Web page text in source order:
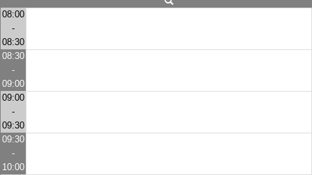
08:00
-
08:30
08:30
-
09:00
09:00
-
09:30
09:30
-
10:00